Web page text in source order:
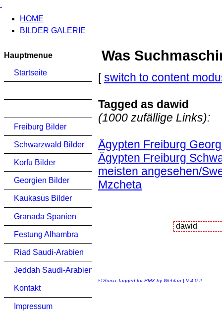
HOME
BILDER GALERIE
Hauptmenue
Startseite
Freiburg Bilder
Schwarzwald Bilder
Korfu Bilder
Georgien Bilder
Kaukasus Bilder
Granada Spanien
Festung Alhambra
Riad Saudi-Arabien
Jeddah Saudi-Arabien
Kontakt
Impressum
Was
[switch to content
Tagged as dawid
(1000 zufällige Links):
Ägypten Freiburg
Ägypten Freiburg
meisten angesehen/
Mzcheta
© Suma Tagged for PMX by Webfan | V.4.0.2